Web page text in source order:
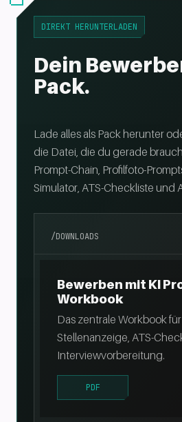
DIREKT HERUNTERLADEN
Dein
Pack.
Lade alles als Pack herunter
die Datei, die du gerade
Prompt-Chain, Profilfoto-
Simulator, ATS-Checkliste und
/DOWNLOADS
Bewerben mit KI
Workbook
Das zentrale Workbook
Stellenanzeige, ATS-
Interviewvorbereitung.
PDF